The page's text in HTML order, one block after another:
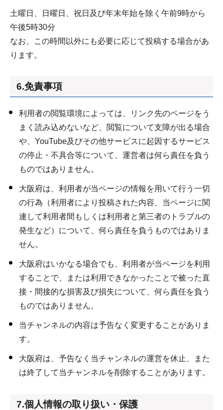
土曜日、日曜日、祝日及び年末年始を除く午前9時から
午後5時30分
なお、この時間以外にも必要に応じて投稿する場合があ
ります。
6.免責事項
利用者の閲覧環境によっては、リンク先のページをう
まく読み込めないなど、閲覧について支障が出る場合
や、YouTube及びその他サービスに起因するサービス
の停止・不具合等について、運営者は何ら責任を負う
ものではありません。
大阪府は、利用者が当ページの情報を用いて行う一切
の行為（利用者により投稿された内容、当ページに関
連して利用者間もしくは利用者と第三者のトラブルの
発生など）について、何ら責任を負うものではありま
せん。
大阪府はいかなる場合でも、利用者が当ページを利用
することで、または利用できなかったことで被った直
接・間接的な損害及び損失について、何ら責任を負う
ものではありません。
当チャンネルの内容は予告なく変更することがありま
す。
大阪府は、予告なく当チャンネルの運営を休止、また
は終了して当チャンネルを削除することがあります。
7.個人情報の取り扱い・保護